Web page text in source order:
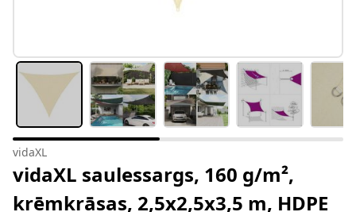
vidaXL
vidaXL saulessargs, 160 g/m²,
krēmkrāsas, 2,5x2,5x3,5 m, HDPE